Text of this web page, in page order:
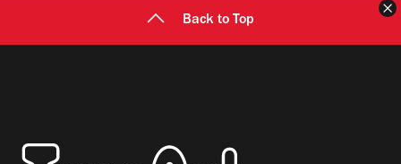
Back to Top